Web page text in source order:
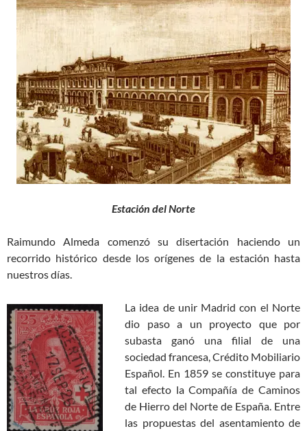
Estación del Norte
Raimundo Almeda comenzó su disertación haciendo un
recorrido histórico desde los orígenes de la estación hasta
nuestros días.
La idea de unir Madrid con el Norte
dio paso a un proyecto que por
subasta ganó una filial de una
sociedad francesa, Crédito Mobiliario
Español. En 1859 se constituye para
tal efecto la Compañía de Caminos
de Hierro del Norte de España. Entre
las propuestas del asentamiento de